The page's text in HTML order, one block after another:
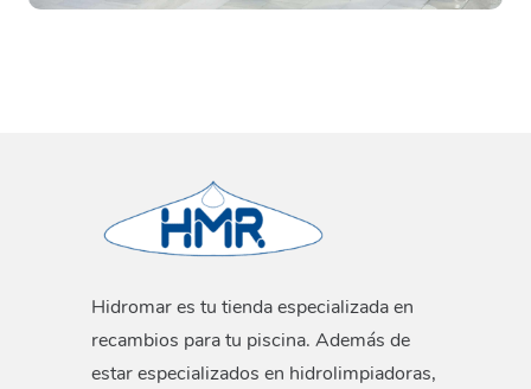
Hidromar es tu tienda especializada en
recambios para tu piscina. Además de
estar especializados en hidrolimpiadoras,